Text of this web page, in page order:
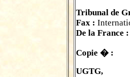
Tribunal de
Fax :
De la France :
Copie � :
UGTG,